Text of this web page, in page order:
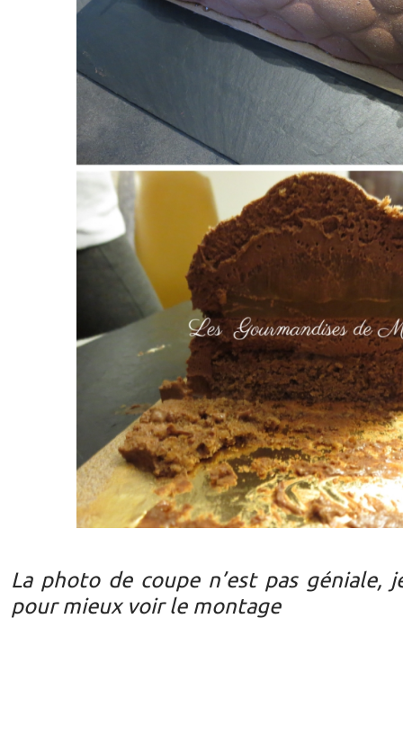
La photo de coupe n’est pas géniale,
pour mieux voir le montage